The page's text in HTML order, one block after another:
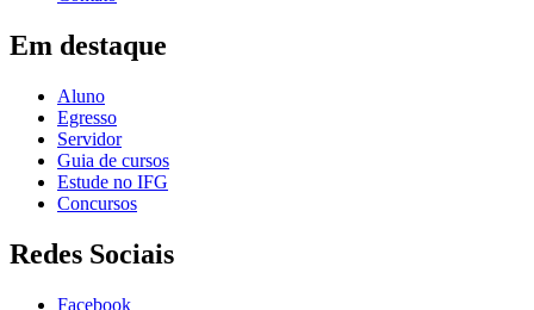
Em destaque
Aluno
Egresso
Servidor
Guia de cursos
Estude no IFG
Concursos
Redes Sociais
Facebook